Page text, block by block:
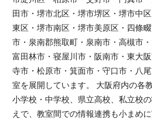
田市・堺市北区・堺市堺区・堺市中
東区・堺市南区・堺市美原区・四條
市・泉南郡熊取町・泉南市・高槻市
富田林市・寝屋川市・阪南市・東大
寺市・松原市・箕面市・守口市・八
室を展開しています。 大阪府内の各
小学校・中学校、県立高校、私立校
えで、教室間での情報連携も小まめに